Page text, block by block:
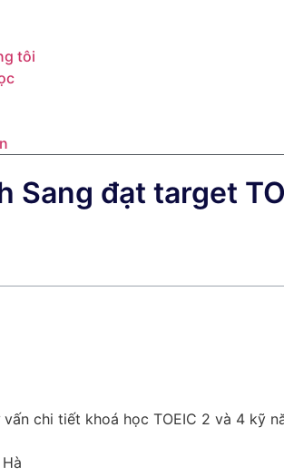
tôi
Sang đạt target
chi tiết khoá học TOEIC 2 và 4 kỹ